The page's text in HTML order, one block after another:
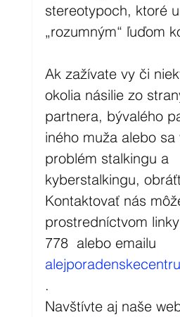
stereotypoch, ktoré
„rozumným“ ľuďom
Ak zažívate vy či
okolia násilie zo
partnera, bývalého
iného muža alebo sa
problém stalkingu a
kyberstalkingu,
Kontaktovať nás
prostredníctvom
778  alebo emailu
.
Navštívte aj naše